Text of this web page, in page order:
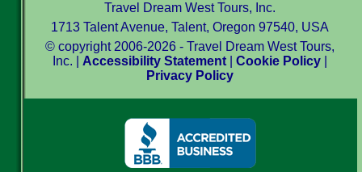
Travel Dream West Tours, Inc.
1713 Talent Avenue, Talent, Oregon 97540, USA
© copyright 2006-2026 - Travel Dream West Tours,
Inc. | Accessibility Statement |Cookie Policy
Privacy Policy